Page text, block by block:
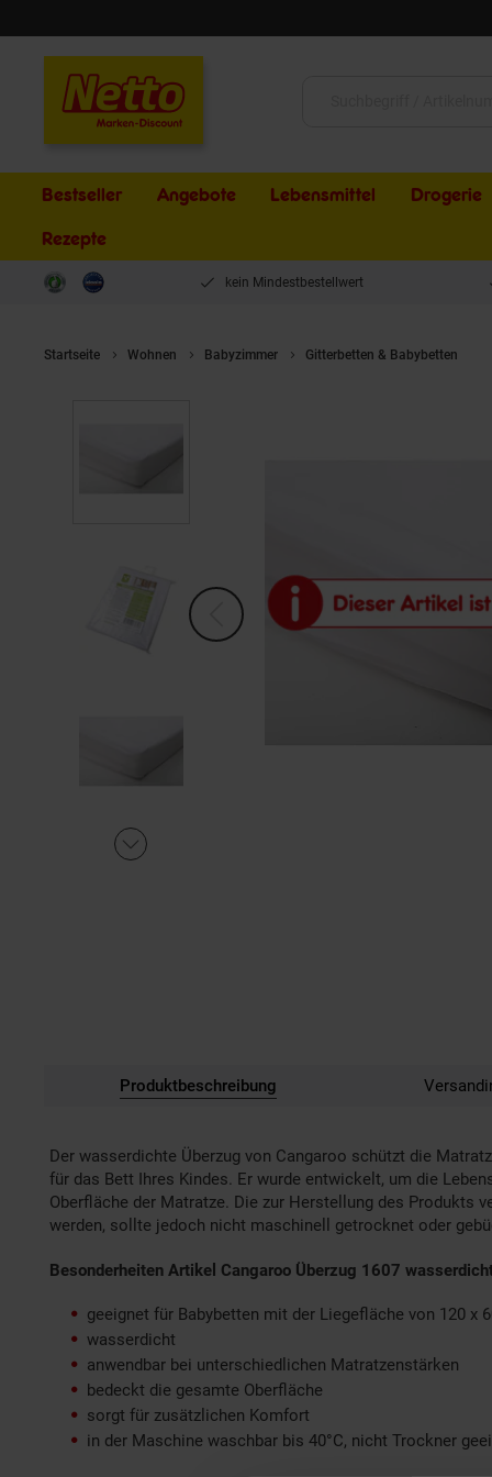
Bestseller Angebote Lebensmittel Drogerie
Rezepte
kein Mindestbestellwert
Startseite Wohnen Babyzimmer Gitterbetten & Babybetten
Produktbeschreibung
Der wasserdichte Überzug von Cangaroo schützt die
für das Bett Ihres Kindes. Er wurde entwickelt, um die
Oberfläche der Matratze. Die zur Herstellung des Produkts
werden, sollte jedoch nicht maschinell getrocknet oder
Besonderheiten Artikel Cangaroo Überzug 1607
geeignet für Babybetten mit der Liegefläche von 120 x
wasserdicht
anwendbar bei unterschiedlichen Matratzenstärken
bedeckt die gesamte Oberfläche
sorgt für zusätzlichen Komfort
in der Maschine waschbar bis 40°C, nicht Trockner